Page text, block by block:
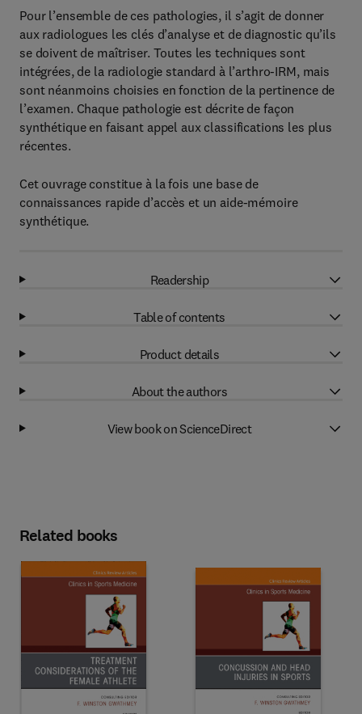
Pour l’ensemble de ces pathologies, il s’agit de donner
aux radiologues les clés d’analyse et de diagnostic qu’ils
se doivent de maîtriser. Toutes les techniques sont
intégrées, de la radiologie standard à l’arthro-IRM, mais
sont néanmoins choisies en fonction de la pertinence de
l’examen. Chaque pathologie est décrite de façon
synthétique en faisant appel aux classifications les plus
récentes.
Cet ouvrage constitue à la fois une base de
connaissances rapide d’accès et un aide-mémoire
synthétique.
Readership
Table of contents
Product details
About the authors
View book on ScienceDirect
Related books